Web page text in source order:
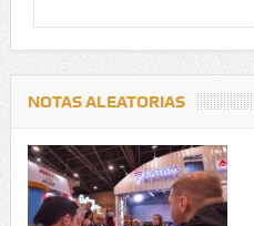
NOTAS ALEATORIAS